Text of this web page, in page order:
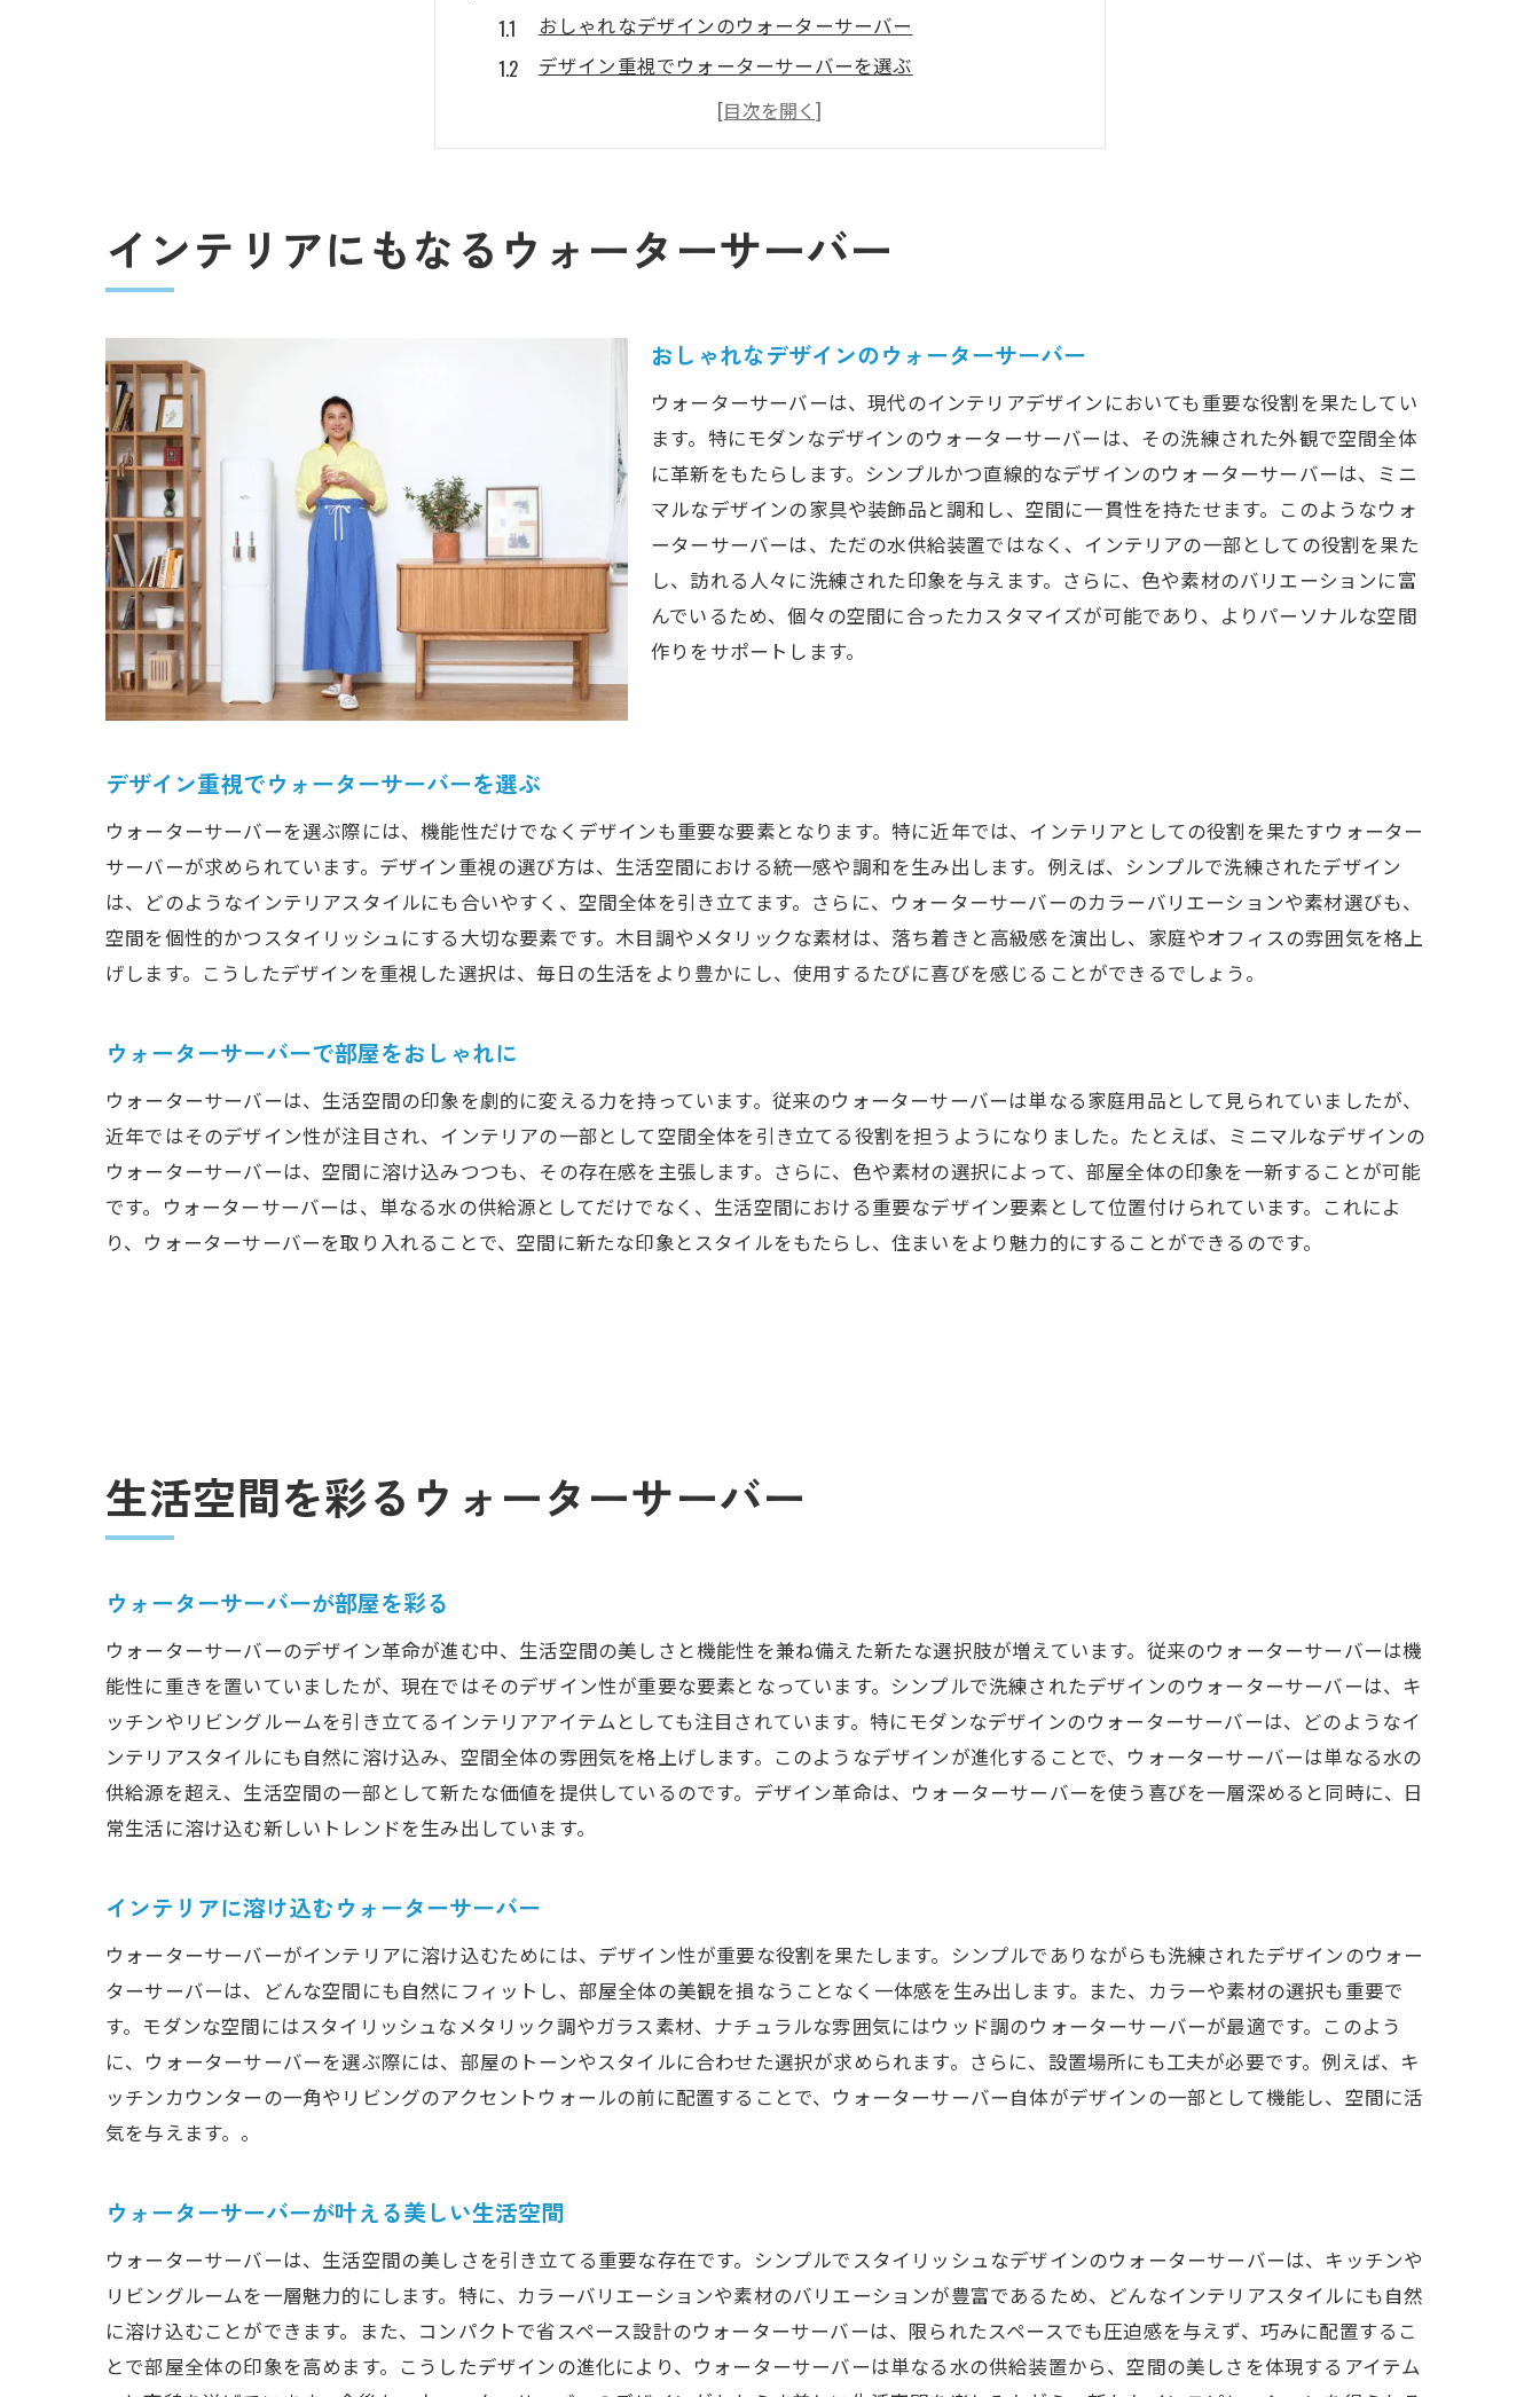
おしゃれなデザインのウォーターサーバー
デザイン重視でウォーターサーバーを選ぶ
ウォーターサーバーで部屋をおしゃれに
生活空間を彩るウォーターサーバー
インテリアに溶け込むウォーターサーバー
ウォーターサーバーが叶える美しい生活空間
居住空間を洗練させるウォーターサーバーの選択肢
シンプルさと機能美を兼ね備えたウォーターサーバー
ウォーターサーバーで作る居住空間の新基準
スタイリッシュなウォーターサーバーが叶える快適空間
ウォーターサーバーがもたらす居住空間の美学
キッチンに合うウォーターサーバー選びのポイント
キッチンに調和するウォーターサーバーとは
ウォーターサーバー選びで考慮すべきキッチンのサイズ
機能性とデザイン性を兼ね備えたウォーターサーバー
リビングをおしゃれにするウォーターサーバー
リビングに映えるウォーターサーバーの配置方法
ウォーターサーバーをリビングのアクセントにする方法
スタイリッシュなリビングを演出するウォーターサーバー
ウォーターサーバーでリビングの雰囲気を一新
ウォーターサーバーの設置事例
ウォーターサーバーを活かしたインテリア実例
おしゃれなウォーターサーバー設置の成功事例
ウォーターサーバーで部屋の印象を変える
ウォーターサーバーが演出する空間の変化
ウォーターサーバーで健康的な生活習慣を作る
インテリアにもなるウォーターサーバー
おしゃれなデザインのウォーターサーバー
ウォーターサーバーは、現代のインテリアデザインにおいても重要な役割を果たしてい
ます。特にモダンなデザインのウォーターサーバーは、その洗練された外観で空間全体
に革新をもたらします。シンプルかつ直線的なデザインのウォーターサーバーは、ミニ
マルなデザインの家具や装飾品と調和し、空間に一貫性を持たせます。このようなウォ
ーターサーバーは、ただの水供給装置ではなく、インテリアの一部としての役割を果た
し、訪れる人々に洗練された印象を与えます。さらに、色や素材のバリエーションに富
んでいるため、個々の空間に合ったカスタマイズが可能であり、よりパーソナルな空間
作りをサポートします。
デザイン重視でウォーターサーバーを選ぶ
ウォーターサーバーを選ぶ際には、機能性だけでなくデザインも重要な要素となります。特に近年では、インテリアとしての役割を果たすウォーター
サーバーが求められています。デザイン重視の選び方は、生活空間における統一感や調和を生み出します。例えば、シンプルで洗練されたデザイン
は、どのようなインテリアスタイルにも合いやすく、空間全体を引き立てます。さらに、ウォーターサーバーのカラーバリエーションや素材選びも、
空間を個性的かつスタイリッシュにする大切な要素です。木目調やメタリックな素材は、落ち着きと高級感を演出し、家庭やオフィスの雰囲気を格上
げします。こうしたデザインを重視した選択は、毎日の生活をより豊かにし、使用するたびに喜びを感じることができるでしょう。
ウォーターサーバーで部屋をおしゃれに
ウォーターサーバーは、生活空間の印象を劇的に変える力を持っています。従来のウォーターサーバーは単なる家庭用品として見られていましたが、
近年ではそのデザイン性が注目され、インテリアの一部として空間全体を引き立てる役割を担うようになりました。たとえば、ミニマルなデザインの
ウォーターサーバーは、空間に溶け込みつつも、その存在感を主張します。さらに、色や素材の選択によって、部屋全体の印象を一新することが可能
です。ウォーターサーバーは、単なる水の供給源としてだけでなく、生活空間における重要なデザイン要素として位置付けられています。これによ
り、ウォーターサーバーを取り入れることで、空間に新たな印象とスタイルをもたらし、住まいをより魅力的にすることができるのです。
生活空間を彩るウォーターサーバー
ウォーターサーバーが部屋を彩る
ウォーターサーバーのデザイン革命が進む中、生活空間の美しさと機能性を兼ね備えた新たな選択肢が増えています。従来のウォーターサーバーは機
能性に重きを置いていましたが、現在ではそのデザイン性が重要な要素となっています。シンプルで洗練されたデザインのウォーターサーバーは、キ
ッチンやリビングルームを引き立てるインテリアアイテムとしても注目されています。特にモダンなデザインのウォーターサーバーは、どのようなイ
ンテリアスタイルにも自然に溶け込み、空間全体の雰囲気を格上げします。このようなデザインが進化することで、ウォーターサーバーは単なる水の
供給源を超え、生活空間の一部として新たな価値を提供しているのです。デザイン革命は、ウォーターサーバーを使う喜びを一層深めると同時に、日
常生活に溶け込む新しいトレンドを生み出しています。
インテリアに溶け込むウォーターサーバー
ウォーターサーバーがインテリアに溶け込むためには、デザイン性が重要な役割を果たします。シンプルでありながらも洗練されたデザインのウォー
ターサーバーは、どんな空間にも自然にフィットし、部屋全体の美観を損なうことなく一体感を生み出します。また、カラーや素材の選択も重要で
す。モダンな空間にはスタイリッシュなメタリック調やガラス素材、ナチュラルな雰囲気にはウッド調のウォーターサーバーが最適です。このよう
に、ウォーターサーバーを選ぶ際には、部屋のトーンやスタイルに合わせた選択が求められます。さらに、設置場所にも工夫が必要です。例えば、キ
ッチンカウンターの一角やリビングのアクセントウォールの前に配置することで、ウォーターサーバー自体がデザインの一部として機能し、空間に活
気を与えます。。
ウォーターサーバーが叶える美しい生活空間
ウォーターサーバーは、生活空間の美しさを引き立てる重要な存在です。シンプルでスタイリッシュなデザインのウォーターサーバーは、キッチンや
リビングルームを一層魅力的にします。特に、カラーバリエーションや素材のバリエーションが豊富であるため、どんなインテリアスタイルにも自然
に溶け込むことができます。また、コンパクトで省スペース設計のウォーターサーバーは、限られたスペースでも圧迫感を与えず、巧みに配置するこ
とで部屋全体の印象を高めます。こうしたデザインの進化により、ウォーターサーバーは単なる水の供給装置から、空間の美しさを体現するアイテム